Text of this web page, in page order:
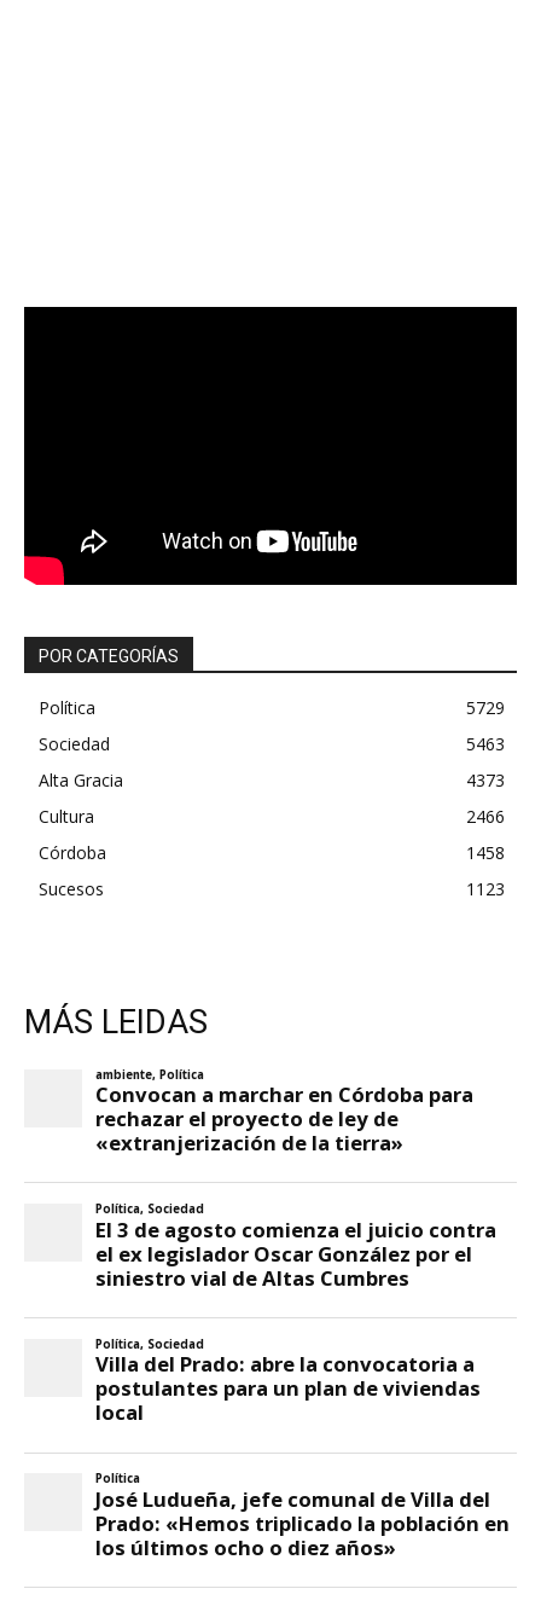
POR CATEGORÍAS
Política
5729
Sociedad
5463
Alta Gracia
4373
Cultura
2466
Córdoba
1458
Sucesos
1123
MÁS LEIDAS